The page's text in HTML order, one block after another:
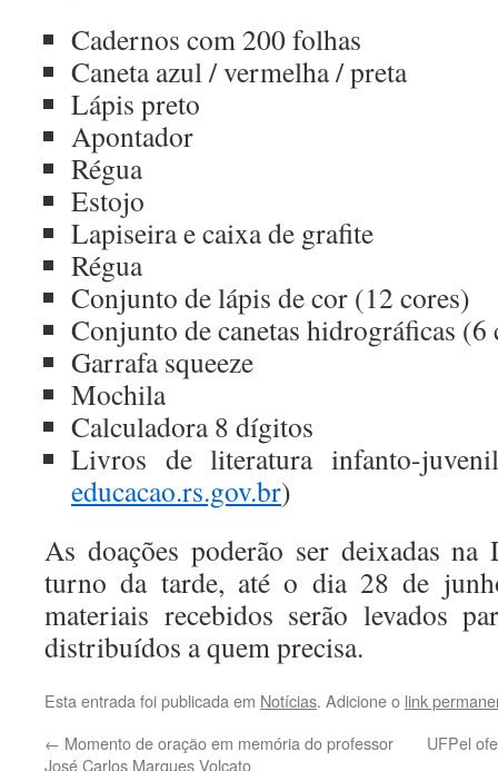
Cadernos com 200 folhas
Caneta azul / vermelha / preta
Lápis preto
Apontador
Régua
Estojo
Lapiseira e caixa de grafite
Régua
Conjunto de lápis de cor (12 cores)
Conjunto de canetas hidrográficas (6
Garrafa squeeze
Mochila
Calculadora 8 dígitos
Livros de literatura infanto-
educacao.rs.gov.br)
As doações poderão ser deixadas
turno da tarde, até o dia 28 de
materiais recebidos serão levados
distribuídos a quem precisa.
Esta entrada foi publicada em Notícias. Adicione o link
← Momento de oração em memória do professor
José Carlos Marques Volcato
UFPel